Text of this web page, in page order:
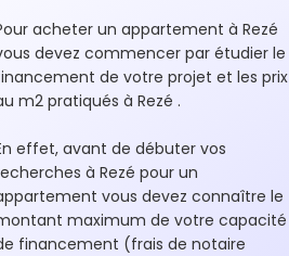
acheter un appartement à Rezé
devez commencer par étudier le
de votre projet et les prix
m2 pratiqués à Rezé .
effet, avant de débuter vos
à Rezé pour un
vous devez connaître le
maximum de votre capacité
financement (frais de notaire